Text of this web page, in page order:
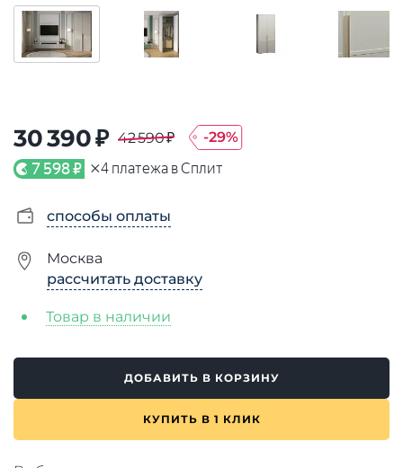
30 390 ₽ 42 590 ₽ -29%
7 598 ₽ ×4 платежа в Сплит
способы оплаты
Москва
рассчитать доставку
Товар в наличии
ДОБАВИТЬ В КОРЗИНУ
КУПИТЬ В 1 КЛИК